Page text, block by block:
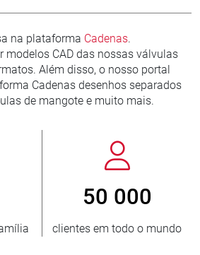
na plataforma Cadenas.
modelos CAD das nossas válvulas
Além disso, o nosso portal
Cadenas desenhos separados
de mangote e muito mais.
novos clientes/ano